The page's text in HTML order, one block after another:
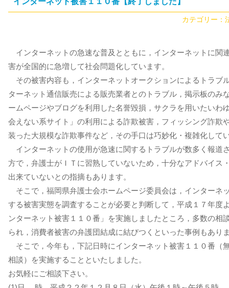
カテゴリー：
インターネットの急速な普及とともに，インターネットに関
害が全国的に急増して社会問題化しています。
その被害内容も，インターネットオークションによるトラブ
ターネット通信販売による販売業者とのトラブル，掲示板のみ
ームページやブログを利用した名誉毀損，サクラを用いたいわ
会えない系サイト」の利用による詐欺被害，フィッシング詐欺
装った大規模な詐欺事件など，その手口は巧妙化・複雑化して
インターネットの使用が急速に関するトラブルが数多く報道
方で，弁護士がＩＴに習熟していないため，十分なアドバイス
出来ていないとの指摘もあります。
そこで，福岡県弁護士会ホームページ委員会は，インターネ
する被害実態を調査することが必要と判断して，平成１７年度
ンターネット被害１１０番」を実施しましたところ，多数の相
られ，消費者被害の弁護団結成に結びつくといった事例もあり
そこで，今年も，下記日時にインターネット被害１１０番（
相談）を実施することといたしました。
お気軽にご相談下さい。